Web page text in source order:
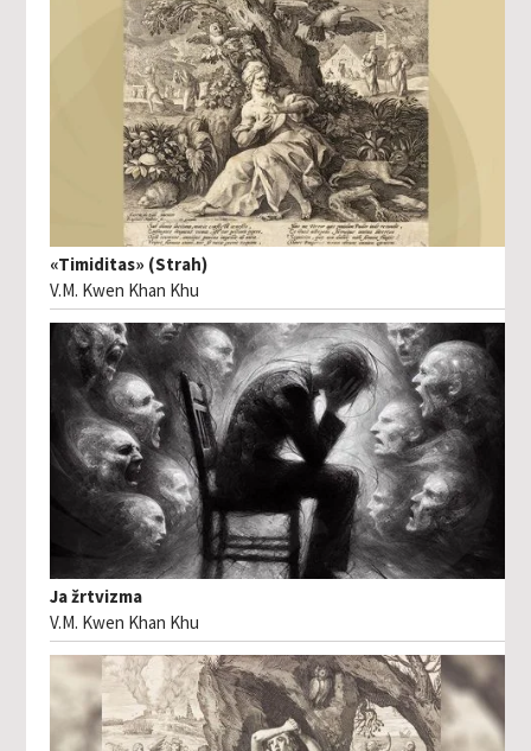
«Timiditas» (Strah)
V.M. Kwen Khan Khu
Ja žrtvizma
V.M. Kwen Khan Khu